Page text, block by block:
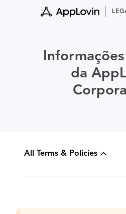
da
All Terms & Policies